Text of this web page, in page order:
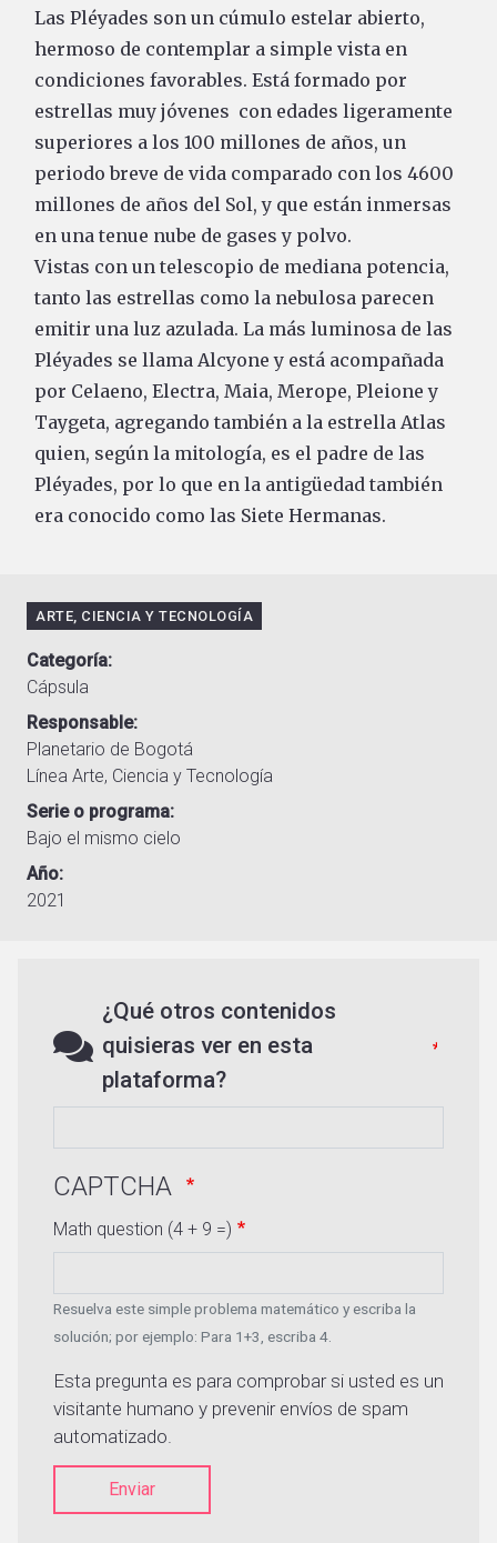
Las Pléyades son un cúmulo estelar abierto,
hermoso de contemplar a simple vista en
condiciones favorables. Está formado por
estrellas muy jóvenes con edades ligeramente
superiores a los 100 millones de años, un
periodo breve de vida comparado con los 4600
millones de años del Sol, y que están inmersas
en una tenue nube de gases y polvo.
Vistas con un telescopio de mediana potencia,
tanto las estrellas como la nebulosa parecen
emitir una luz azulada. La más luminosa de las
Pléyades se llama Alcyone y está acompañada
por Celaeno, Electra, Maia, Merope, Pleione y
Taygeta, agregando también a la estrella Atlas
quien, según la mitología, es el padre de las
Pléyades, por lo que en la antigüedad también
era conocido como las Siete Hermanas.
ARTE, CIENCIA Y TECNOLOGÍA
Categoría
Cápsula
Responsable
Planetario de Bogotá
Línea Arte, Ciencia y Tecnología
Serie o programa
Bajo el mismo cielo
Año
2021
¿Qué otros contenidos
quisieras ver en esta
plataforma?
CAPTCHA
Math question (4 + 9 =)
Resuelva este simple problema matemático y escriba la
solución; por ejemplo: Para 1+3, escriba 4.
Esta pregunta es para comprobar si usted es un
visitante humano y prevenir envíos de spam
automatizado.
Enviar